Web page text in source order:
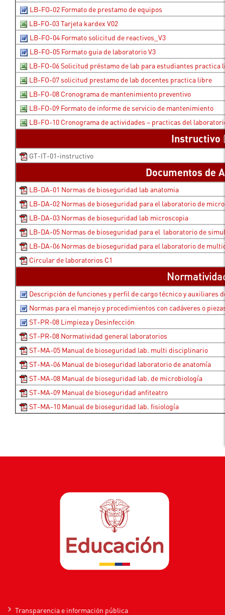
LB-FO-02 Formato de prestamo de equipos
LB-FO-03 Tarjeta kardex V02
LB-FO-04 Formato solicitud de reactivos_V3
LB-FO-05 Formato guia de laboratorio V3
LB-FO-06 Solicitud préstamo de lab para estudiantes practica
LB-FO-07 solicitud prestamo de lab docentes practica libre
LB-FO-08 Cronograma de mantenimiento preventivo
LB-FO-09 Formato de informe de servicio de mantenimiento
LB-FO-10 Cronograma de actividades – practicas del
Instructivo
GT-IT-01-instructivo
Documentos de
LB-DA-01 Normas de bioseguridad lab anatomia
LB-DA-02 Normas de bioseguridad para el laboratorio de
LB-DA-03 Normas de bioseguridad lab microscopia
LB-DA-05 Normas de bioseguridad para el laboratorio de
LB-DA-06 Normas de bioseguridad para el laboratorio de
Circular de laboratorios C1
Descripción de funciones y perfil de cargo técnico y auxiliares
Normas para el manejo y procedimientos con cadáveres o
ST-PR-08 Limpieza y Desinfección
ST-PR-08 Normatividad general laboratorios
ST-MA-05 Manual de bioseguridad lab. multi disciplinario
ST-MA-06 Manual de bioseguridad laboratorio de anatomía
ST-MA-08 Manual de bioseguridad lab. de microbiología
ST-MA-09 Manual de bioseguridad anfiteatro
ST-MA-10 Manual de bioseguridad lab. fisiología
Transparencia e información pública